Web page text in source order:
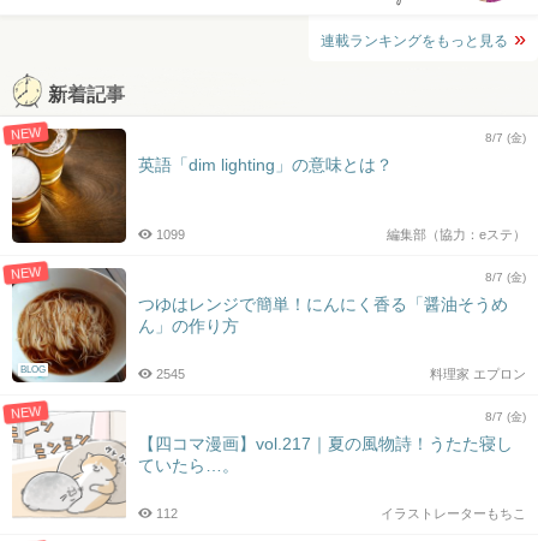
連載ランキングをもっと見る
新着記事
NEW 8/7 (金)
英語「dim lighting」の意味とは？
編集部（協力：eステ）
1099
NEW
BLOG
8/7 (金)
つゆはレンジで簡単！にんにく香る「醤油そうめ
ん」の作り方
料理家 エプロン
2545
NEW 8/7 (金)
【四コマ漫画】vol.217｜夏の風物詩！うたた寝し
ていたら…。
イラストレーターもちこ
112